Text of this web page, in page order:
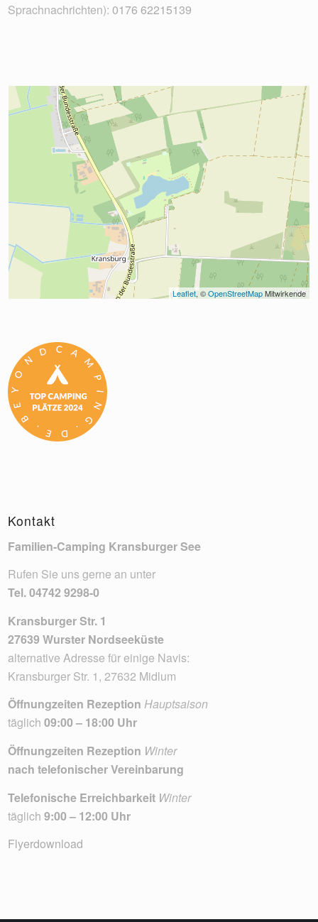
Sprachnachrichten): 0176 62215139
Leaflet, © OpenStreetMap Mitwirkende
Kontakt
Familien-Camping Kransburger See
Rufen Sie uns gerne an unter
Tel.04742 9298-0
Kransburger Str. 1
27639 Wurster Nordseeküste
alternative Adresse für einige Navis:
Kransburger Str. 1, 27632 Midlum
Öffnungzeiten RezeptionHauptsaison
täglich 09:00 – 18:00 Uhr
Öffnungzeiten Rezeption Winter
nach telefonischer Vereinbarung
Telefonische Erreichbarkeit Winter
täglich 9:00 – 12:00 Uhr
Flyerdownload